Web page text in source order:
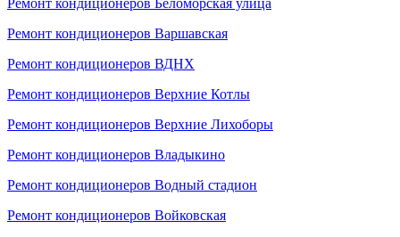
Ремонт кондиционеров Беломорская улица
Ремонт кондиционеров Варшавская
Ремонт кондиционеров ВДНХ
Ремонт кондиционеров Верхние Котлы
Ремонт кондиционеров Верхние Лихоборы
Ремонт кондиционеров Владыкино
Ремонт кондиционеров Водный стадион
Ремонт кондиционеров Войковская